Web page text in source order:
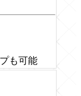
も可能